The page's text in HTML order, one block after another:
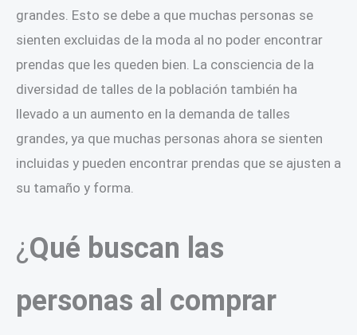
grandes. Esto se debe a que muchas personas se
sienten excluidas de la moda al no poder encontrar
prendas que les queden bien. La consciencia de la
diversidad de talles de la población también ha
llevado a un aumento en la demanda de talles
grandes, ya que muchas personas ahora se sienten
incluidas y pueden encontrar prendas que se ajusten a
su tamaño y forma.
¿Qué buscan las
personas al comprar